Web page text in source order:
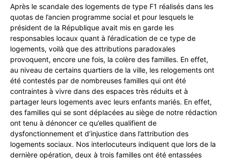
Après le scandale des logements de type F1 réalisés dans les
quotas de l’ancien programme social et pour lesquels le
président de la République avait mis en garde les
responsables locaux quant à l’éradication de ce type de
logements, voilà que des attributions paradoxales
provoquent, encore une fois, la colère des familles. En effet,
au niveau de certains quartiers de la ville, les relogements ont
été contestés par de nombreuses familles qui ont été
contraintes à vivre dans des espaces très réduits et à
partager leurs logements avec leurs enfants mariés. En effet,
des familles qui se sont déplacées au siège de notre rédaction
ont tenu à dénoncer ce qu’elles qualifient de
dysfonctionnement et d’injustice dans l’attribution des
logements sociaux. Nos interlocuteurs indiquent que lors de la
dernière opération, deux à trois familles ont été entassées